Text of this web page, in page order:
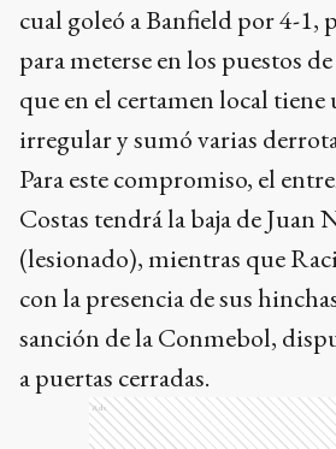
cual goleó a Banfield por 4-1,
para meterse en los puestos
que en el certamen local tiene
irregular y sumó varias
Para este compromiso, el
Costas tendrá la baja de Juan
(lesionado), mientras que
con la presencia de sus
sanción de la Conmebol,
a puertas cerradas.
Ads